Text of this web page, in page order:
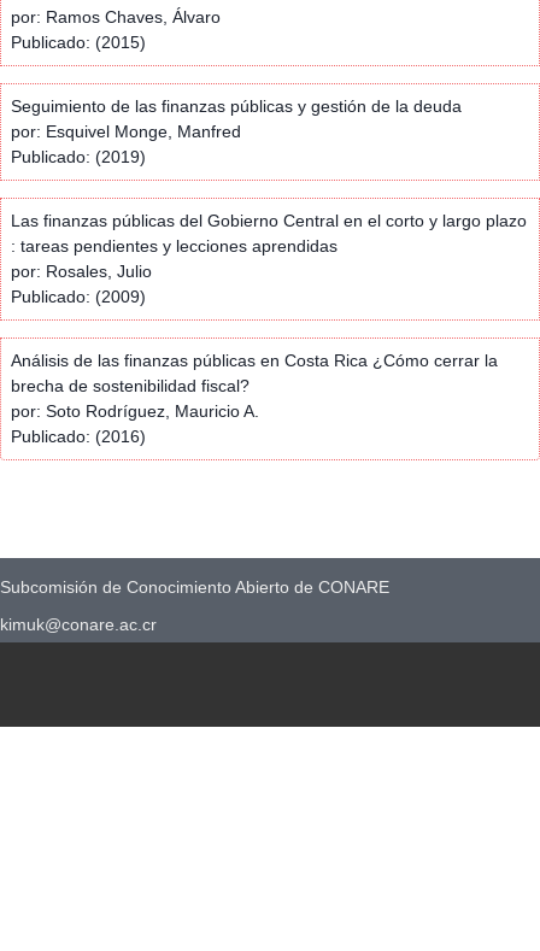
por: Ramos Chaves, Álvaro
Publicado: (2015)
Seguimiento de las finanzas públicas y gestión de la deuda
por: Esquivel Monge, Manfred
Publicado: (2019)
Las finanzas públicas del Gobierno Central en el corto y largo plazo
: tareas pendientes y lecciones aprendidas
por: Rosales, Julio
Publicado: (2009)
Análisis de las finanzas públicas en Costa Rica ¿Cómo cerrar la
brecha de sostenibilidad fiscal?
por: Soto Rodríguez, Mauricio A.
Publicado: (2016)
Subcomisión de Conocimiento Abierto de CONARE
kimuk@conare.ac.cr